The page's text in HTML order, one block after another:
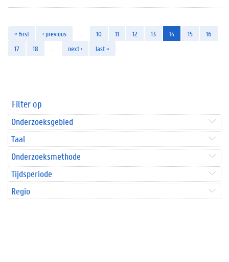
« first ‹ previous 10 11 12 13 14 15
16
17
18 next › last »
Filter op
Onderzoeksgebied
Taal
Onderzoeksmethode
Tijdsperiode
Regio